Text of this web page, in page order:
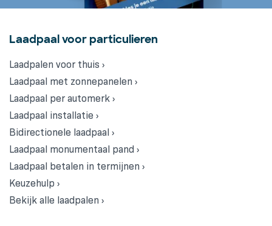
Laadpaal voor particulieren
Laadpalen voor thuis ›
Laadpaal met zonnepanelen ›
Laadpaal per automerk ›
Laadpaal installatie ›
Bidirectionele laadpaal ›
Laadpaal monumentaal pand ›
Laadpaal betalen in termijnen ›
Keuzehulp ›
Bekijk alle laadpalen ›